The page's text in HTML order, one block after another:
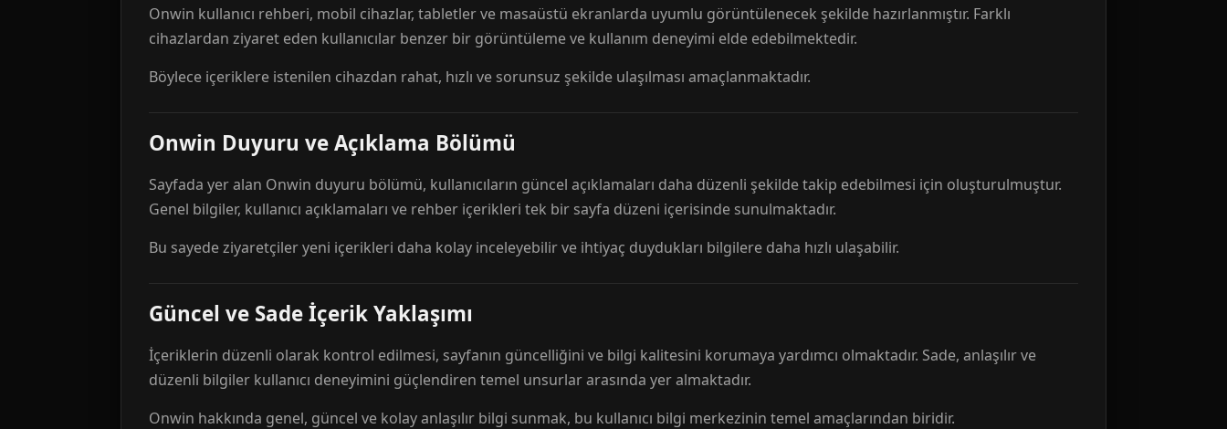
Onwin kullanıcı rehberi, mobil cihazlar, tabletler ve masaüstü ekranlarda uyumlu görüntülenecek şekilde hazırlanmıştır. Farklı
cihazlardan ziyaret eden kullanıcılar benzer bir görüntüleme ve kullanım deneyimi elde edebilmektedir.
Böylece içeriklere istenilen cihazdan rahat, hızlı ve sorunsuz şekilde ulaşılması amaçlanmaktadır.
Onwin Duyuru ve Açıklama Bölümü
Sayfada yer alan Onwin duyuru bölümü, kullanıcıların güncel açıklamaları daha düzenli şekilde takip edebilmesi için oluşturulmuştur.
Genel bilgiler, kullanıcı açıklamaları ve rehber içerikleri tek bir sayfa düzeni içerisinde sunulmaktadır.
Bu sayede ziyaretçiler yeni içerikleri daha kolay inceleyebilir ve ihtiyaç duydukları bilgilere daha hızlı ulaşabilir.
Güncel ve Sade İçerik Yaklaşımı
İçeriklerin düzenli olarak kontrol edilmesi, sayfanın güncelliğini ve bilgi kalitesini korumaya yardımcı olmaktadır. Sade, anlaşılır ve
düzenli bilgiler kullanıcı deneyimini güçlendiren temel unsurlar arasında yer almaktadır.
Onwin hakkında genel, güncel ve kolay anlaşılır bilgi sunmak, bu kullanıcı bilgi merkezinin temel amaçlarından biridir.